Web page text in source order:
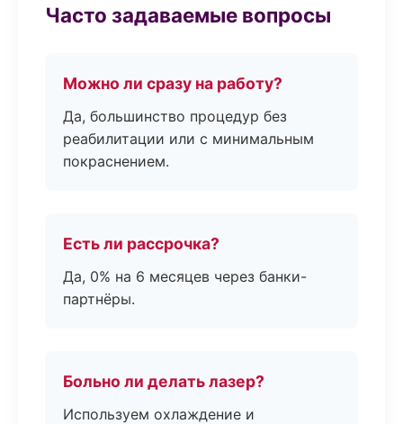
Часто задаваемые вопросы
Можно ли сразу на работу?
Да, большинство процедур без
реабилитации или с минимальным
покраснением.
Есть ли рассрочка?
Да, 0% на 6 месяцев через банки-
партнёры.
Больно ли делать лазер?
Используем охлаждение и